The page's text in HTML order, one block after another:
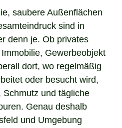
saubere Außenflächen
sind in
denn je. Ob privates
Gewerbeobjekt
dort, wo regelmäßig
oder besucht wird,
Schmutz und tägliche
Genau deshalb
und Umgebung